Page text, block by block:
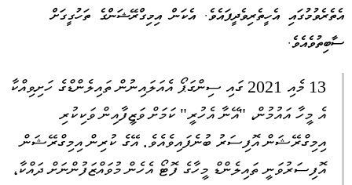
އެތެރެވުމުގައި އެހީތެރިވެދީފައެވެ. އެކަން އިމިގްރޭޝަންގެ ތަހުގީގަށް
ސާބިތުވެއެވެ.
13 މެއި 2021 ގައި ސިންގަޕޯ އެއަލައިނުން ތައިލެންޑްގެ ހަށިވިއްކާ
އެ މީހާ އައުމުން، "އޭނާ އެހުރީ" ކަމަށް ވަޒީފާއިން ވަކިކުރި
އިމިގްރޭޝަން އޮފިސަރު ބުނެފައިވެއެވެ. އޭގެ ކުރިން އިމިގްރޭޝަން
އޮފިސަރުވަނީ ތައިލެންޑް މީހާގެ ފޮޓޯ އެހެން މުވައްޒަފުންނަށް ދައްކާ،